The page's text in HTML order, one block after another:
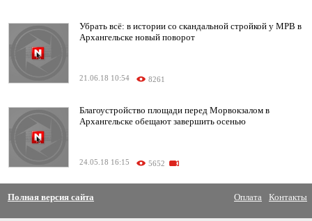
Убрать всё: в истории со скандальной стройкой у МРВ в
Архангельске новый поворот
21.06.18 10:54 8261
Благоустройство площади перед Морвокзалом в
Архангельске обещают завершить осенью
24.05.18 16:15 5652
Полная версия сайта Оплата Контакты